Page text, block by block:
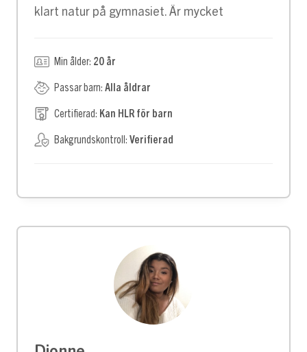
klart natur på gymnasiet. Är mycket
Min ålder: 20 år
Passar barn: Alla åldrar
Certifierad: Kan HLR för barn
Bakgrundskontroll: Verifierad